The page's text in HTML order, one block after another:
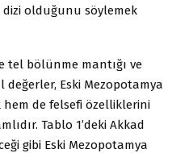
olduğunu söylemek
tel bölünme mantığı ve
Eski Mezopotamya
de felsefi özelliklerini
Tablo 1’deki Akkad
gibi Eski Mezopotamya